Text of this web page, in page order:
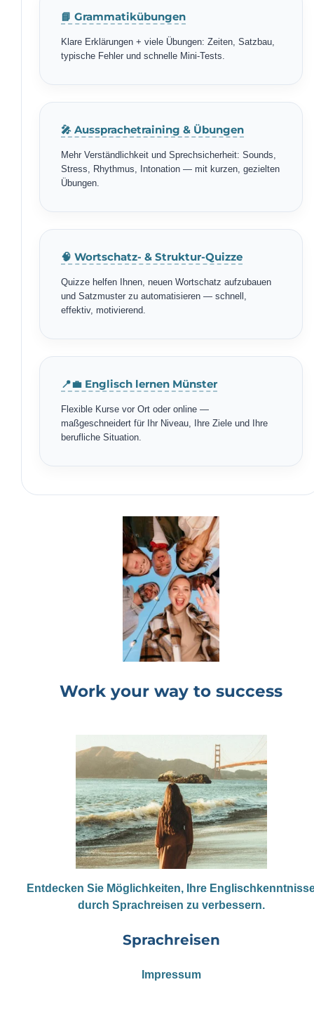
📘 Grammatikübungen
Klare Erklärungen + viele Übungen: Zeiten, Satzbau,
typische Fehler und schnelle Mini-Tests.
🎤 Aussprachetraining & Übungen
Mehr Verständlichkeit und Sprechsicherheit: Sounds,
Stress, Rhythmus, Intonation — mit kurzen, gezielten
Übungen.
🧠 Wortschatz- & Struktur-Quizze
Quizze helfen Ihnen, neuen Wortschatz aufzubauen
und Satzmuster zu automatisieren — schnell,
effektiv, motivierend.
📍💼 Englisch lernen Münster
Flexible Kurse vor Ort oder online —
maßgeschneidert für Ihr Niveau, Ihre Ziele und Ihre
berufliche Situation.
Work your way to success
Entdecken Sie Möglichkeiten, Ihre
durch Sprachreisen zu verbessern.
Sprachreisen
Impressum